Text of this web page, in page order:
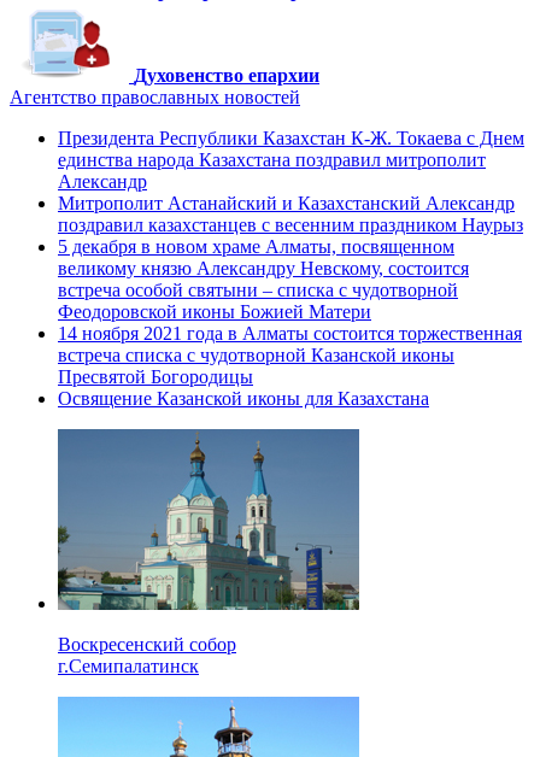
Духовенство епархии
Агентство православных новостей
Президента Республики Казахстан К-Ж. Токаева с Днем
единства народа Казахстана поздравил митрополит
Александр
Митрополит Астанайский и Казахстанский Александр
поздравил казахстанцев с весенним праздником Наурыз
5 декабря в новом храме Алматы, посвященном
великому князю Александру Невскому, состоится
встреча особой святыни – списка с чудотворной
Феодоровской иконы Божией Матери
14 ноября 2021 года в Алматы состоится торжественная
встреча списка с чудотворной Казанской иконы
Пресвятой Богородицы
Освящение Казанской иконы для Казахстана
Воскресенский собор
г.Семипалатинск